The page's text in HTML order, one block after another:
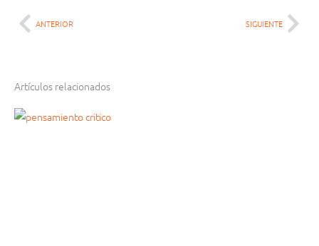
AntANTERIOR SIGUIENTE
Artículos relacionados
PáginaPágina
Página
PáginaPáginaPáginaPágina
PáginaPáginaPáginaPágina
PáginaPágina